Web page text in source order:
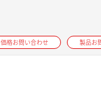
価格お問い合わせ 製品お